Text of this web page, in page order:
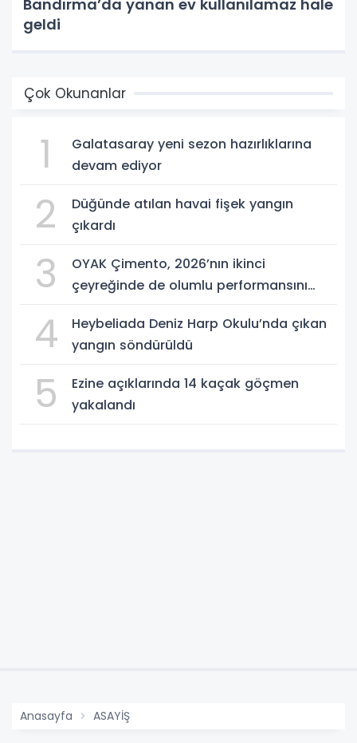
Bandırma’da yanan ev kullanılamaz hale
geldi
Çok Okunanlar
1
Galatasaray yeni sezon hazırlıklarına
devam ediyor
2
Düğünde atılan havai fişek yangın
çıkardı
3
OYAK Çimento, 2026’nın ikinci
çeyreğinde de olumlu performansını
4
Heybeliada Deniz Harp Okulu’nda çıkan
yangın söndürüldü
5
Ezine açıklarında 14 kaçak göçmen
yakalandı
Anasayfa ASAYİŞ